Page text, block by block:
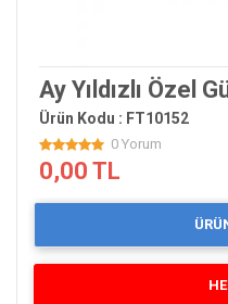
Ay Yıldızlı Özel
Ürün Kodu : FT10152
0 Yorum
0,00 TL